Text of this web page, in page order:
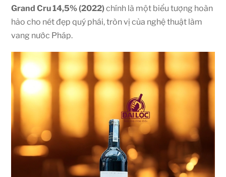
Grand Cru 14,5% (2022)chính là một biểu tượng hoàn
hảo cho nét đẹp quý phái, tròn vị của nghệ thuật làm
vang nước Pháp.